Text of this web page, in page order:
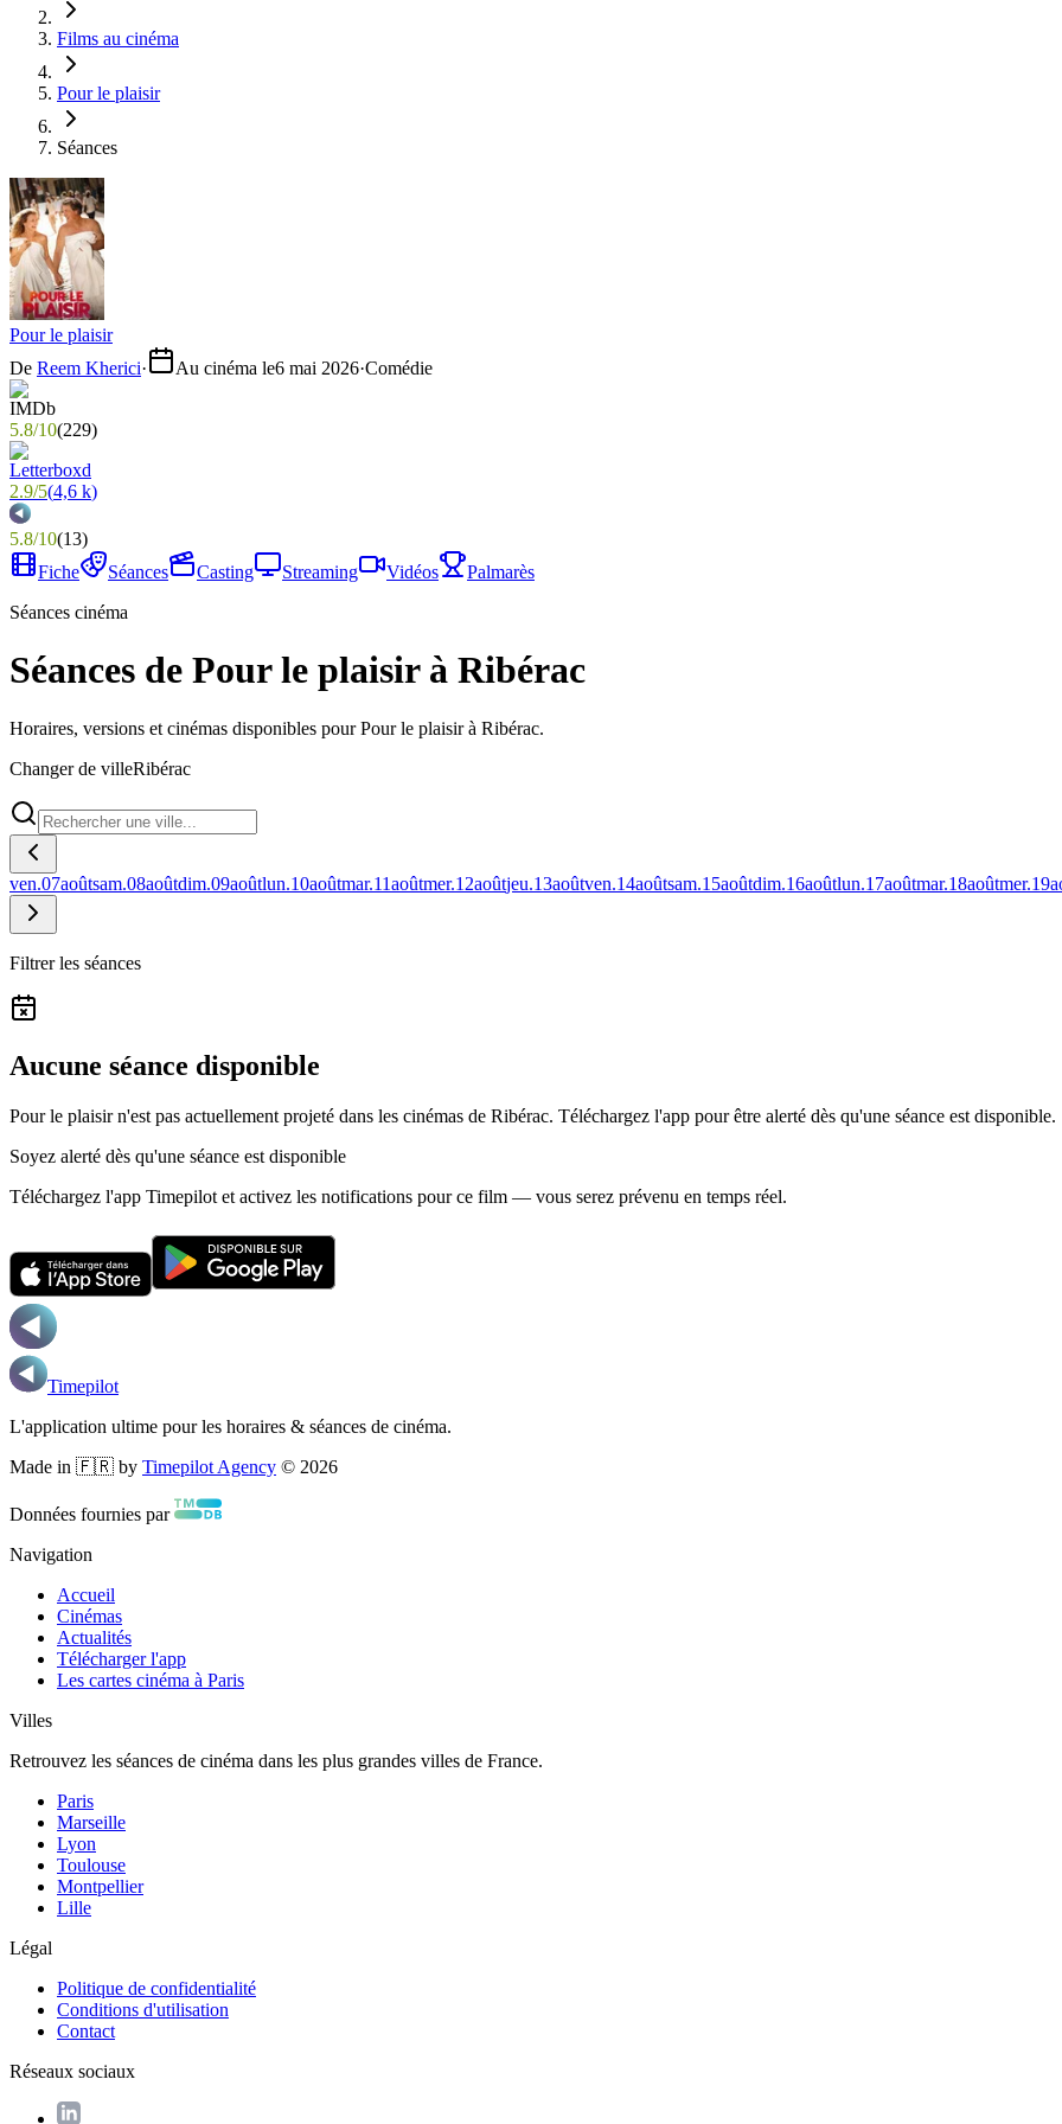
Films au cinéma
Pour le plaisir
Séances
Pour le plaisir
De Reem Kherici· Au cinéma le6 mai 2026·Comédie
5.8/10(229)
2.9/5(4,6 k)
5.8/10(13)
Fiche
Séances Casting Streaming Vidéos
Palmarès
Séances cinéma
Séances de Pour le plaisir à Ribérac
Horaires, versions et cinémas disponibles pour Pour le plaisir à Ribérac.
Changer de villeRibérac
ven.07aoûtsam.08aoûtdim.09aoûtlun.10aoûtmar.11aoûtmer.12aoûtjeu.13aoûtven.14aoûtsam.15aoûtdim.16aoûtlun.17aoûtmar.18aoûtmer.19
Filtrer les séances
Aucune séance disponible
Pour le plaisir n'est pas actuellement projeté dans les cinémas de Ribérac. Téléchargez l'app pour être alerté dès qu'une séance est disponible.
Soyez alerté dès qu'une séance est disponible
Téléchargez l'app Timepilot et activez les notifications pour ce film — vous serez prévenu en temps réel.
Timepilot
L'application ultime pour les horaires & séances de cinéma.
Made in 🇫🇷 by Timepilot Agency © 2026
Données fournies par
Navigation
Accueil
Cinémas
Actualités
Télécharger l'app
Les cartes cinéma à Paris
Villes
Retrouvez les séances de cinéma dans les plus grandes villes de France.
Paris
Marseille
Lyon
Toulouse
Montpellier
Lille
Légal
Politique de confidentialité
Conditions d'utilisation
Contact
Réseaux sociaux